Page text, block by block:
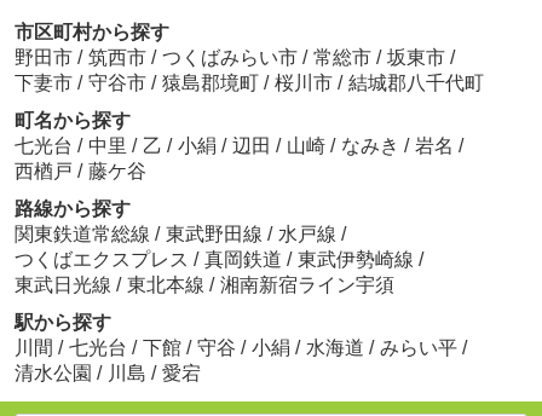
市区町村から探す
野田市 / 筑西市 / つくばみらい市 / 常総市 / 坂東市 /
下妻市 / 守谷市 / 猿島郡境町 / 桜川市 / 結城郡八千代町
町名から探す
七光台 / 中里 / 乙 / 小絹 / 辺田 / 山崎 / なみき / 岩名 /
西楢戸 / 藤ケ谷
路線から探す
関東鉄道常総線 / 東武野田線 / 水戸線 /
つくばエクスプレス / 真岡鉄道 / 東武伊勢崎線 /
東武日光線 / 東北本線 / 湘南新宿ライン宇須
駅から探す
川間 / 七光台 / 下館 / 守谷 / 小絹 / 水海道 / みらい平 /
清水公園 / 川島 / 愛宕